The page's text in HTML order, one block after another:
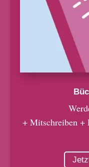
+ Mitschreiben +